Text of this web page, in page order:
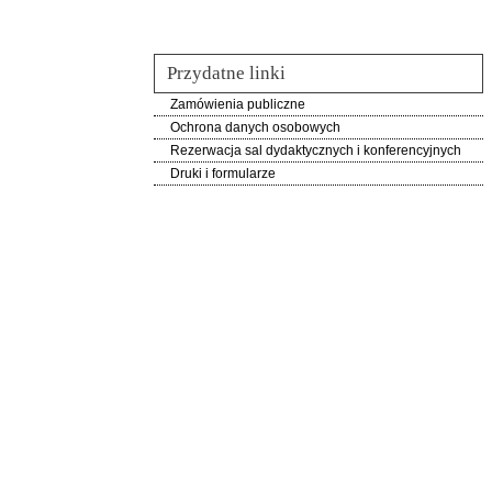
Przydatne linki
Zamówienia publiczne
Ochrona danych osobowych
Rezerwacja sal dydaktycznych i konferencyjnych
Druki i formularze